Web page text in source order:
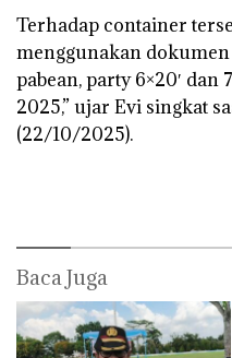
Terhadap container
menggunakan
pabean, party 6×20′ dan
2025,” ujar Evi singkat
(22/10/2025).
Baca Juga